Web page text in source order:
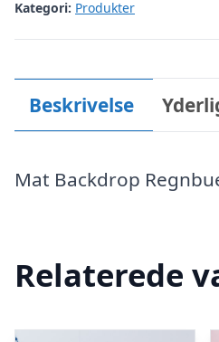
Kategori: Produkter
Beskrivelse
Mat Backdrop
Relaterede